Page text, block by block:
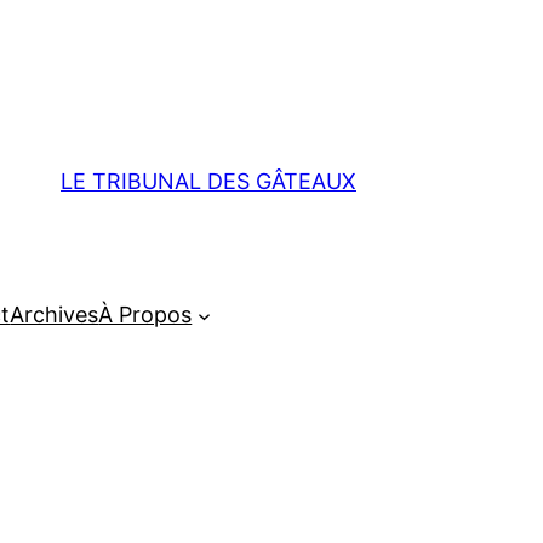
LE TRIBUNAL DES GÂTEAUX
ArchivesÀ Propos